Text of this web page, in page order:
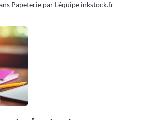
Papeterie par L'équipe inkstock.fr